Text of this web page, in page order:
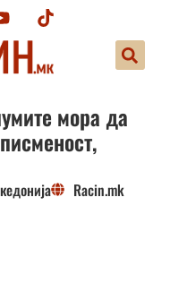
мора да
Racin.mk